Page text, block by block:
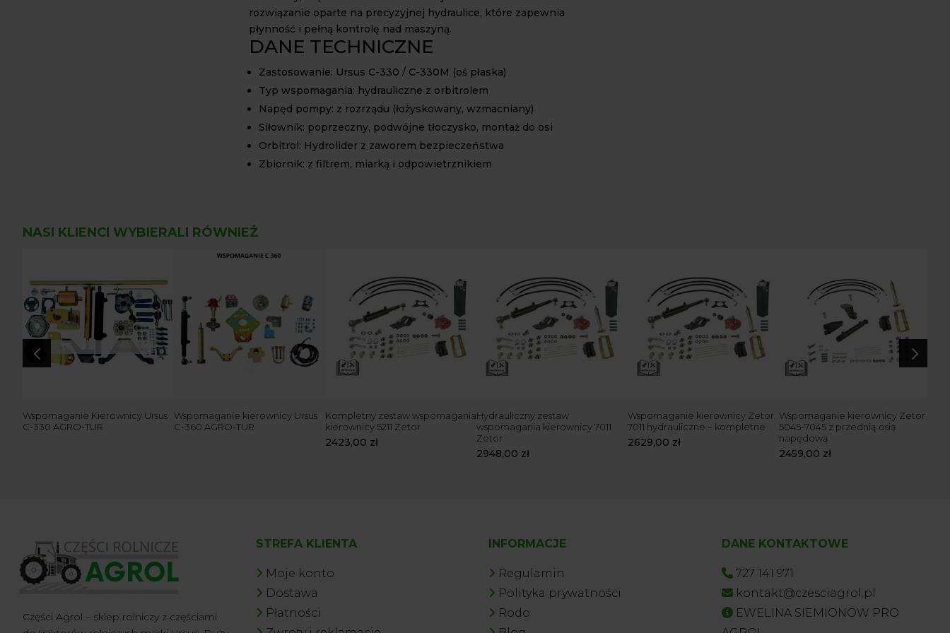
rozwiązanie oparte na precyzyjnej hydraulice, które zapewnia
płynność i pełną kontrolę nad maszyną.
DANE TECHNICZNE
Zastosowanie: Ursus C-330 / C-330M (oś płaska)
Typ wspomagania: hydrauliczne z orbitrolem
Napęd pompy: z rozrządu (łożyskowany, wzmacniany)
Siłownik: poprzeczny, podwójne tłoczysko, montaż do osi
Orbitrol: Hydrolider z zaworem bezpieczeństwa
Zbiornik: z filtrem, miarką i odpowietrznikiem
NASI KLIENCI WYBIERALI RÓWNIEŻ
4
Wspomaganie Kierownicy Ursus
C-330 AGRO-TUR
Wspomaganie kierownicy Ursus
C-360 AGRO-TUR
Kompletny zestaw wspomagania
kierownicy 5211 Zetor
2423,00 zł
Hydrauliczny zestaw
wspomagania kierownicy 7011
Zetor
2948,00 zł
Wspomaganie kierownicy Zetor
7011 hydrauliczne – kompletne
2629,00 zł
Wspomaganie kierownicy Zetor
5045-7045 z przednią osią
napędową
2459,00 zł
5
Części Agrol – sklep rolniczy z częściami
STREFA KLIENTA
Moje konto
Dostawa
Płatności
INFORMACJE
Regulamin
Polityka prywatności
Rodo
DANE KONTAKTOWE
727 141 971
kontakt@czesciagrol.pl
EWELINA SIEMIONOW PRO